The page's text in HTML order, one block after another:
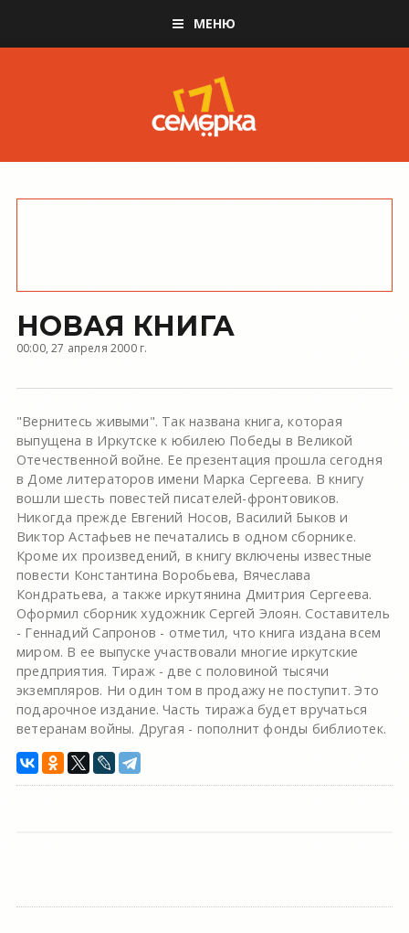
МЕНЮ
НОВАЯ КНИГА
00:00, 27 апреля 2000 г.
"Вернитесь живыми". Так названа книга, которая
выпущена в Иркутске к юбилею Победы в Великой
Отечественной войне. Ее презентация прошла сегодня
в Доме литераторов имени Марка Сергеева. В книгу
вошли шесть повестей писателей-фронтовиков.
Никогда прежде Евгений Носов, Василий Быков и
Виктор Астафьев не печатались в одном сборнике.
Кроме их произведений, в книгу включены известные
повести Константина Воробьева, Вячеслава
Кондратьева, а также иркутянина Дмитрия Сергеева.
Оформил сборник художник Сергей Элоян. Составитель
- Геннадий Сапронов - отметил, что книга издана всем
миром. В ее выпуске участвовали многие иркутские
предприятия. Тираж - две с половиной тысячи
экземпляров. Ни один том в продажу не поступит. Это
подарочное издание. Часть тиража будет вручаться
ветеранам войны. Другая - пополнит фонды библиотек.